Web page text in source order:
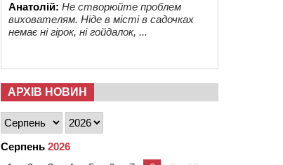
Анатолій: Не створюйте проблем
вихователям. Ніде в місті в садочках
немає ні гірок, ні гойдалок, ...
АРХІВ НОВИН
Серпень 2026